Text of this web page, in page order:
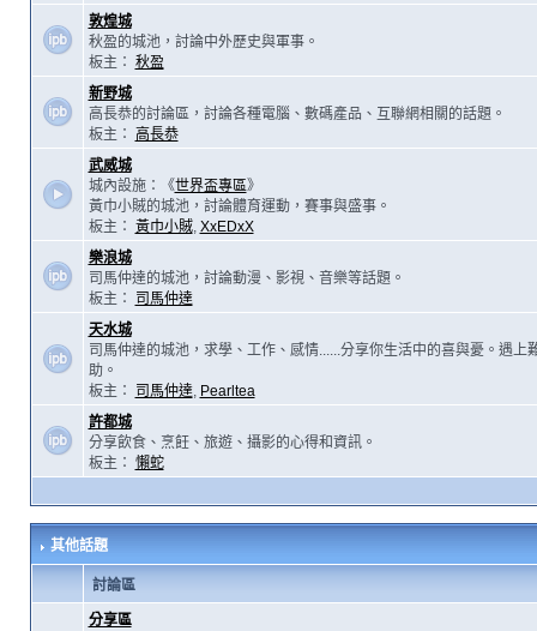
敦煌城
秋盈的城池，討論中外歷史與軍事。
板主： 秋盈
新野城
高長恭的討論區，討論各種電腦、數碼產品、互聯網相關的話題。
板主：
高長恭
武威城
城內設施：《世界盃專區》
黃巾小賊的城池，討論體育運動，賽事與盛事。
板主： 黃巾小賊, XxEDxX
樂浪城
司馬仲達的城池，討論動漫、影視、音樂等話題。
板主：
司馬仲達
天水城
司馬仲達的城池，求學、工作、感情......分享你生活中的喜與憂。遇上
助。
板主：
司馬仲達, Pearltea
許都城
分享飲食、烹飪、旅遊、攝影的心得和資訊。
板主： 懶蛇
其他話題
討論區
分享區